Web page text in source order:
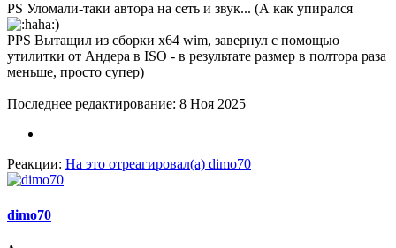
PS Уломали-таки автора на сеть и звук... (А как упирался
)
PPS Вытащил из сборки х64 wim, завернул с помощью
утилитки от Андера в ISO - в результате размер в полтора раза
меньше, просто супер)
Последнее редактирование: 8 Ноя 2025
Реакции: На это отреагировал(а) dimo70
dimo70